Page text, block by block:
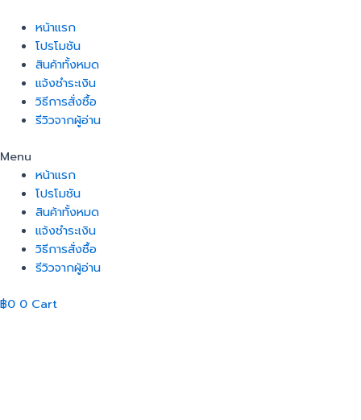
content
หน้าแรก
โปรโมชัน
สินค้าทั้งหมด
แจ้งชำระเงิน
วิธีการสั่งซื้อ
รีวิวจากผู้อ่าน
Menu
หน้าแรก
โปรโมชัน
สินค้าทั้งหมด
แจ้งชำระเงิน
วิธีการสั่งซื้อ
รีวิวจากผู้อ่าน
฿0 0 Cart
Mind
quantity